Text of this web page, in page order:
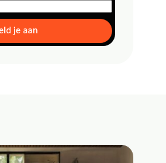
je aan